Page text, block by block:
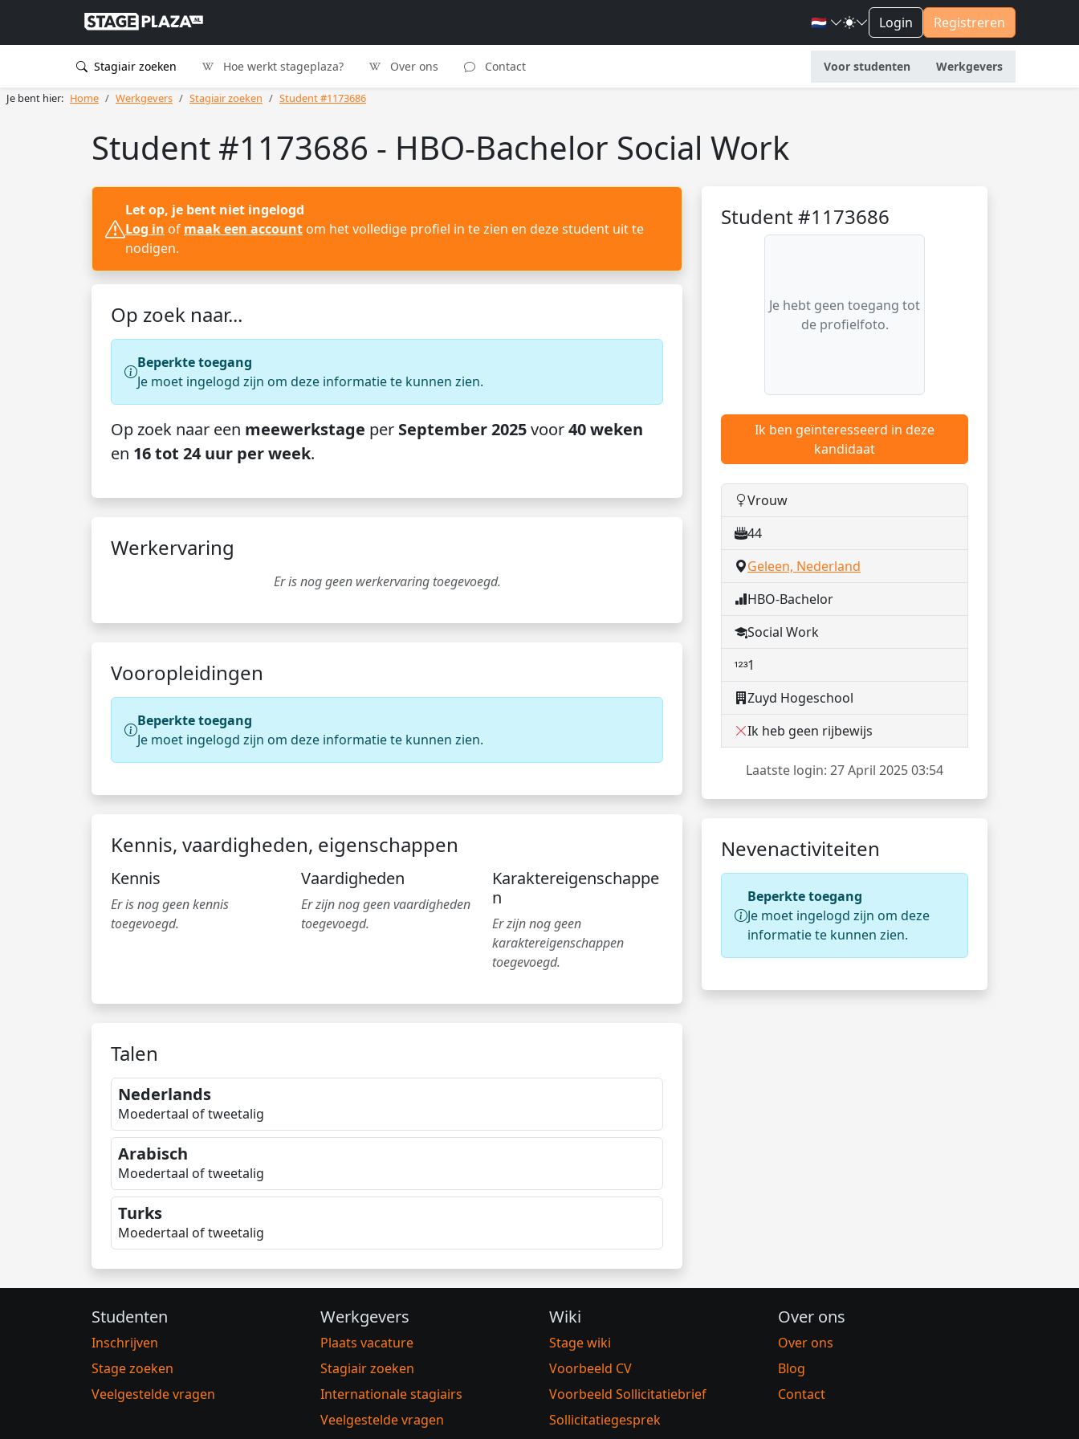
🇳🇱 Login Registreren
Stagiair zoeken Hoe werkt stageplaza? Over ons Contact Voor studenten Werkgevers
Je bent hier: Home Werkgevers Stagiair zoeken Student #1173686
Student #1173686 - HBO-Bachelor Social Work
Student #1173686
Je hebt geen toegang tot
de profielfoto.
Ik ben geïnteresseerd in deze
kandidaat
Vrouw
44
Geleen, Nederland
HBO-Bachelor
Social Work
1
Zuyd Hogeschool
Ik heb geen rijbewijs
Laatste login: 27 April 2025 03:54
Nevenactiviteiten
Beperkte toegang
Je moet ingelogd zijn om deze
informatie te kunnen zien.
Let op, je bent niet ingelogd
Log in of maak een account om het volledige profiel in te zien en deze student uit te
nodigen.
Op zoek naar...
Beperkte toegang
Je moet ingelogd zijn om deze informatie te kunnen zien.
Op zoek naar een meewerkstage per September 2025voor40 weken
en 16 tot 24 uur per week.
Werkervaring
Er is nog geen werkervaring toegevoegd.
Vooropleidingen
Beperkte toegang
Je moet ingelogd zijn om deze informatie te kunnen zien.
Kennis, vaardigheden, eigenschappen
Kennis
Er is nog geen kennis
toegevoegd.
Vaardigheden
Er zijn nog geen vaardigheden
toegevoegd.
Karaktereigenschappe
n
Er zijn nog geen
karaktereigenschappen
toegevoegd.
Talen
Nederlands
Moedertaal of tweetalig
Arabisch
Moedertaal of tweetalig
Turks
Moedertaal of tweetalig
Studenten
Inschrijven
Stage zoeken
Veelgestelde vragen
Werkgevers
Plaats vacature
Stagiair zoeken
Internationale stagiairs
Veelgestelde vragen
Wiki
Stage wiki
Voorbeeld CV
Voorbeeld Sollicitatiebrief
Sollicitatiegesprek
Over ons
Over ons
Blog
Contact